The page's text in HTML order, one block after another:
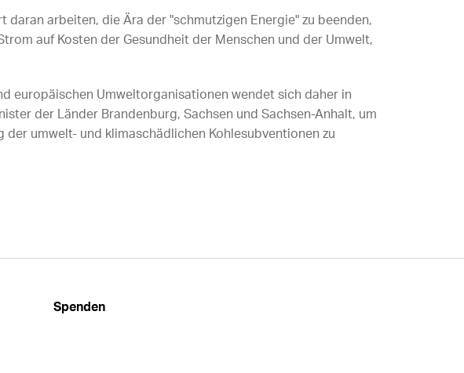
daran arbeiten, die Ära der "schmutzigen Energie" zu beenden,
auf Kosten der Gesundheit der Menschen und der Umwelt,
europäischen Umweltorganisationen wendet sich daher in
der Länder Brandenburg, Sachsen und Sachsen-Anhalt, um
der umwelt- und klimaschädlichen Kohlesubventionen zu
Spenden